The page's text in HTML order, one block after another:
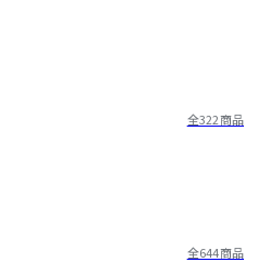
全322商品
全644商品